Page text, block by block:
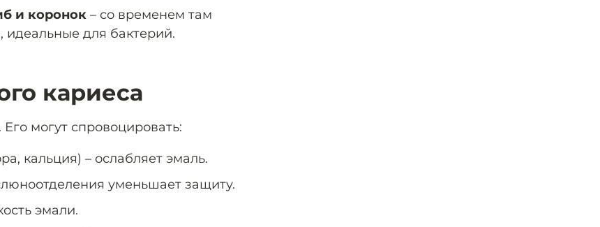
и коронок – со временем там
для бактерий.
кариеса
могут спровоцировать:
кальция) – ослабляет эмаль.
уменьшает защиту.
эмали.